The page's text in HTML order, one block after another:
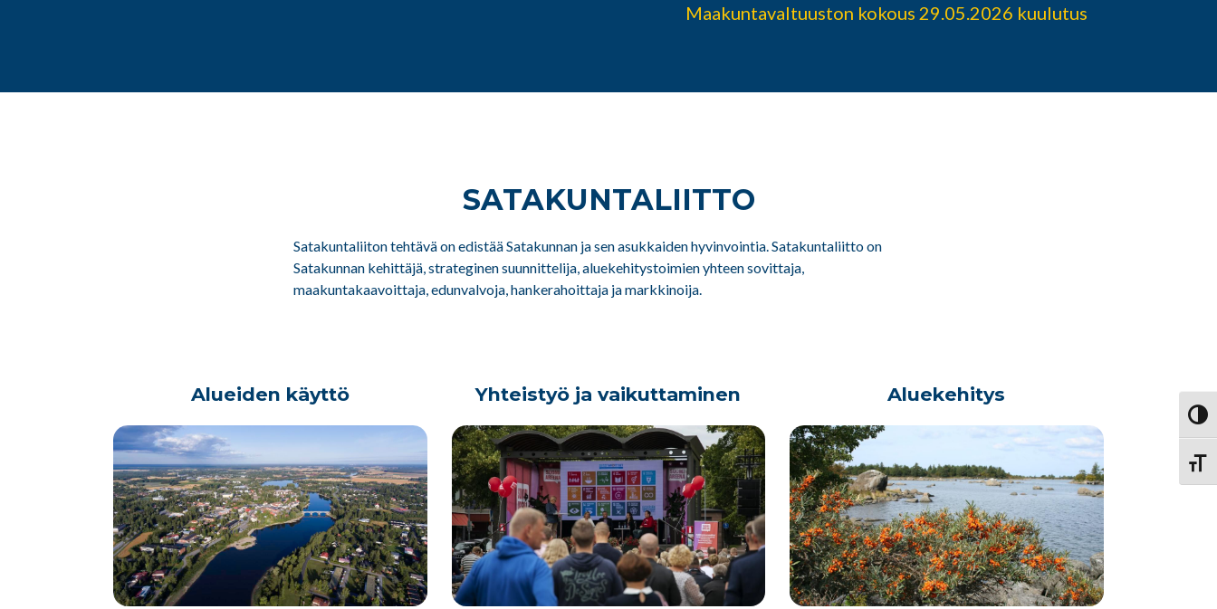
Maakuntavaltuuston kokous 29.05.2026 kuulutus
SATAKUNTA­LIITTO
Satakuntaliiton tehtävä on edistää Satakunnan ja sen asukkaiden hyvinvointia. Satakuntaliitto on
Satakunnan kehittäjä, strateginen suunnittelija, aluekehitystoimien yhteen sovittaja,
maakuntakaavoittaja, edunvalvoja, hankerahoittaja ja markkinoija.
Alueiden käyttö Yhteistyö ja vaikuttaminen Aluekehitys